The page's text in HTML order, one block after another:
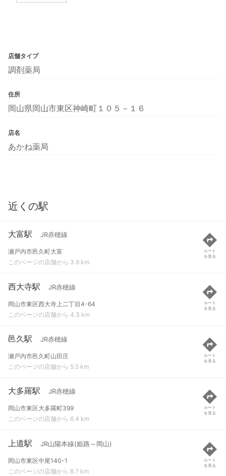
店舗タイプ
調剤薬局
住所
岡山県岡山市東区神崎町１０５－１６
店名
あかね薬局
近くの駅
大富駅 JR赤穂線
瀬戸内市邑久町大富
このページの店舗から 3.9 km
ルート
を見る
西大寺駅 JR赤穂線
岡山市東区西大寺上二丁目4-64
このページの店舗から 4.3 km
ルート
を見る
邑久駅 JR赤穂線
瀬戸内市邑久町山田庄
このページの店舗から 5.5 km
ルート
を見る
大多羅駅 JR赤穂線
岡山市東区大多羅町399
このページの店舗から 6.4 km
ルート
を見る
上道駅 JR山陽本線(姫路～岡山)
岡山市東区中尾140-1
このページの店舗から 8.7 km
ルート
を見る